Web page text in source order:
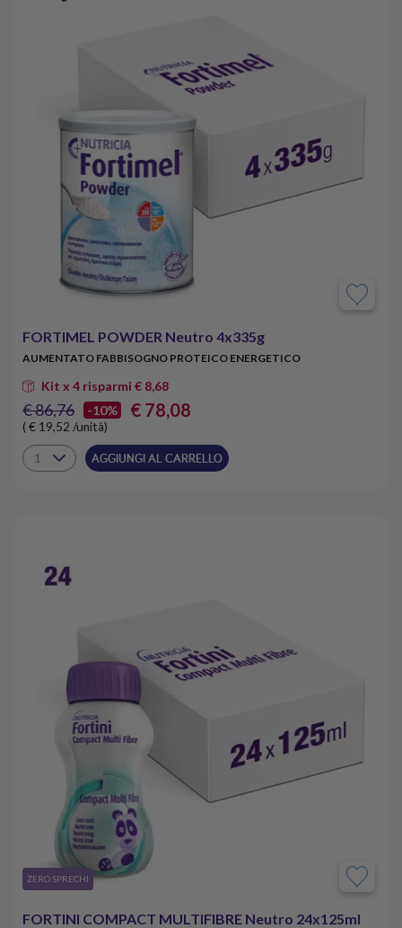
FORTIMEL POWDER Neutro 4x335g
AUMENTATO FABBISOGNO PROTEICO ENERGETICO
Kit x 4 risparmi € 8,68
€ 86,76 -10% € 78,08
( € 19,52 /unità)
AGGIUNGI AL CARRELLO
​ZERO SPRECHI
FORTINI COMPACT MULTIFIBRE Neutro 24x125ml